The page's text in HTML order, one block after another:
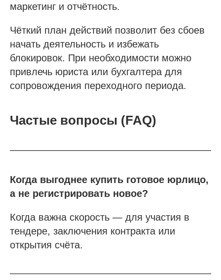
маркетинг и отчётность.
Чёткий план действий позволит без сбоев
начать деятельность и избежать
блокировок. При необходимости можно
привлечь юриста или бухгалтера для
сопровождения переходного периода.
Частые вопросы (FAQ)
Когда выгоднее купить готовое юрлицо,
а не регистрировать новое?
Когда важна скорость — для участия в
тендере, заключения контракта или
открытия счёта.
sro@sro-nostroy-nopriz.ru
Проспект Обуховской обороны, д.271, лит.
8-800-350-88-67
9:00 - 18:00 Пн-Пт
Сообщество в Telegram